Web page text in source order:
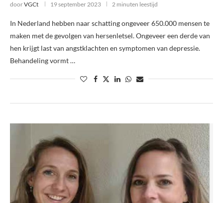
doorVGCt 19 september 2023 2 minuten leestijd
In Nederland hebben naar schatting ongeveer 650.000 mensen te
maken met de gevolgen van hersenletsel. Ongeveer een derde van
hen krijgt last van angstklachten en symptomen van depressie.
Behandeling vormt …